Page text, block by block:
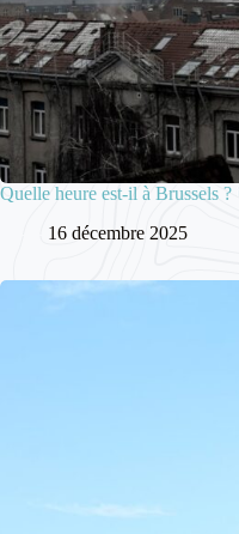
Quelle heure est-il à Brussels
16 décembre 2025